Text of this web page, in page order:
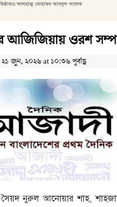
আজিজিয়ায় ওরশ
২১ জুন, ২০২৬ at ১০:৩৬ পূর্বাহ্ণ
সৈয়দ নুরুল আনোয়ার শাহ,